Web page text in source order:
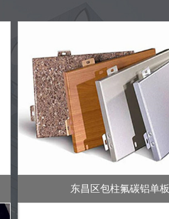
东昌区包柱氟碳铝单板